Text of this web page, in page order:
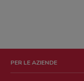
PER LE AZIENDE